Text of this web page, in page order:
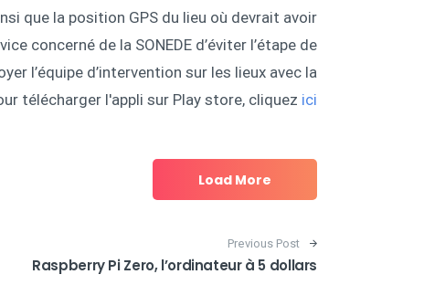
que la position GPS du lieu où devrait avoir
concerné de la SONEDE d’éviter l’étape de
l’équipe d’intervention sur les lieux avec la
télécharger l'appli sur Play store, cliquez ici
Load More
Post navigation
Previous Post
Raspberry Pi Zero, l’ordinateur à 5 dollars